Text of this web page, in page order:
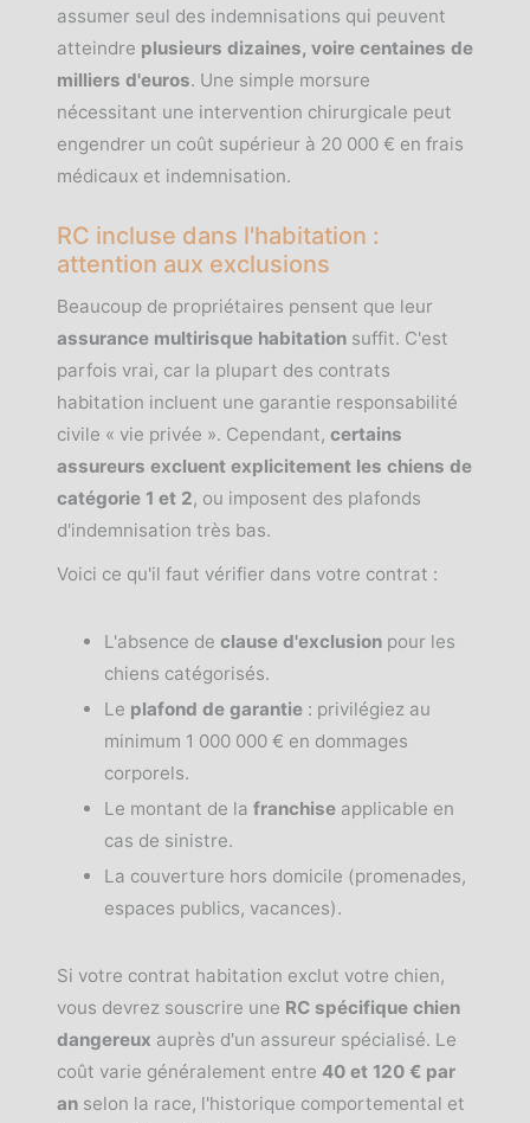
assumer seul des indemnisations qui peuvent
atteindre plusieurs dizaines, voire centaines de
milliers d'euros. Une simple morsure
nécessitant une intervention chirurgicale peut
engendrer un coût supérieur à 20 000 € en frais
médicaux et indemnisation.
RC incluse dans l'habitation :
attention aux exclusions
Beaucoup de propriétaires pensent que leur
assurance multirisque habitation suffit. C'est
parfois vrai, car la plupart des contrats
habitation incluent une garantie responsabilité
civile « vie privée ». Cependant, certains
assureurs excluent explicitement les chiens de
catégorie 1 et 2, ou imposent des plafonds
d'indemnisation très bas.
Voici ce qu'il faut vérifier dans votre contrat :
L'absence de clause d'exclusion pour les
chiens catégorisés.
Le plafond de garantie : privilégiez au
minimum 1 000 000 € en dommages
corporels.
Le montant de la franchise applicable en
cas de sinistre.
La couverture hors domicile (promenades,
espaces publics, vacances).
Si votre contrat habitation exclut votre chien,
vous devrez souscrire une RC spécifique chien
dangereux auprès d'un assureur spécialisé. Le
coût varie généralement entre 40 et 120 € par
an selon la race, l'historique comportemental et